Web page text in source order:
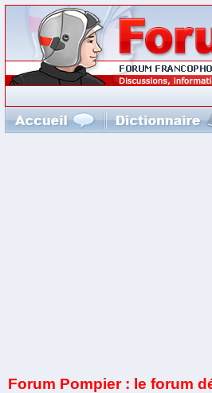
Forum Pompier : le forum